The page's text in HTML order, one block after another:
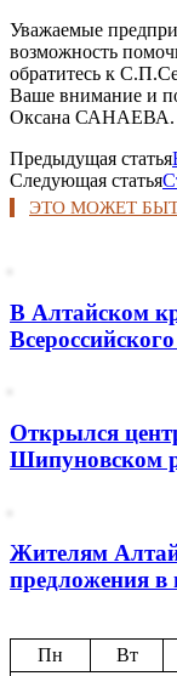
Уважаемые
возможность
обратитесь к
Ваше внимание и
Оксана САНАЕВА.
Предыдущая статья
Следующая статья
ЭТО МОЖЕТ
В Алтайском
Открылся
Шипуновском
Жителям
предложения
Пн
Вт